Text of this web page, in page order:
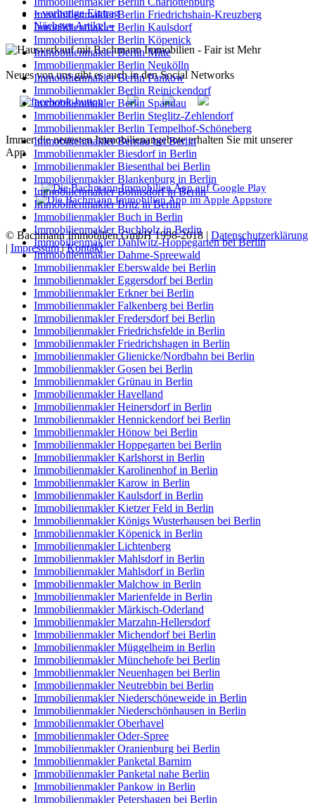
Immobilienmakler Berlin Friedrichshain-Kreuzberg
Immobilienmakler Berlin Kaulsdorf
Immobilienmakler Berlin Köpenick
Immobilienmakler Berlin Mitte
Immobilienmakler Berlin Neukölln
Immobilienmakler Berlin Pankow
Immobilienmakler Berlin Reinickendorf
Immobilienmakler Berlin Spandau
Immobilienmakler Berlin Steglitz-Zehlendorf
Immobilienmakler Berlin Tempelhof-Schöneberg
Immobilienmakler Bernau bei Berlin
Immobilienmakler Biesdorf in Berlin
Immobilienmakler Biesenthal bei Berlin
Immobilienmakler Blankenburg in Berlin
Immobilienmakler Bohnsdorf in Berlin
Immobilienmakler Britz in Berlin
Immobilienmakler Buch in Berlin
Immobilienmakler Buchholz in Berlin
Immobilienmakler Dahlwitz-Hoppegarten bei Berlin
Immobilienmakler Dahme-Spreewald
Immobilienmakler Eberswalde bei Berlin
Immobilienmakler Eggersdorf bei Berlin
Immobilienmakler Erkner bei Berlin
Immobilienmakler Falkenberg bei Berlin
Immobilienmakler Fredersdorf bei Berlin
Immobilienmakler Friedrichsfelde in Berlin
Immobilienmakler Friedrichshagen in Berlin
Immobilienmakler Glienicke/Nordbahn bei Berlin
Immobilienmakler Gosen bei Berlin
Immobilienmakler Grünau in Berlin
Immobilienmakler Havelland
Immobilienmakler Heinersdorf in Berlin
Immobilienmakler Hennickendorf bei Berlin
Immobilienmakler Hönow bei Berlin
Immobilienmakler Hoppegarten bei Berlin
Immobilienmakler Karlshorst in Berlin
Immobilienmakler Karolinenhof in Berlin
Immobilienmakler Karow in Berlin
Immobilienmakler Kaulsdorf in Berlin
Immobilienmakler Kietzer Feld in Berlin
Immobilienmakler Königs Wusterhausen bei Berlin
Immobilienmakler Köpenick in Berlin
Immobilienmakler Lichtenberg
Immobilienmakler Mahlsdorf in Berlin
Immobilienmakler Mahlsdorf in Berlin
Immobilienmakler Malchow in Berlin
Immobilienmakler Marienfelde in Berlin
Immobilienmakler Märkisch-Oderland
Immobilienmakler Marzahn-Hellersdorf
Immobilienmakler Michendorf bei Berlin
Immobilienmakler Müggelheim in Berlin
Immobilienmakler Münchehofe bei Berlin
Immobilienmakler Neuenhagen bei Berlin
Immobilienmakler Neutrebbin bei Berlin
Immobilienmakler Niederschöneweide in Berlin
Immobilienmakler Niederschönhausen in Berlin
Immobilienmakler Oberhavel
Immobilienmakler Oder-Spree
Immobilienmakler Oranienburg bei Berlin
Immobilienmakler Panketal Barnim
Immobilienmakler Panketal nahe Berlin
Immobilienmakler Pankow in Berlin
Immobilienmakler Petershagen bei Berlin
« vorherige Eintrag
Nächster Artikel »
Neues von uns gibt es auch in den Social Networks
Immer die neuesten Immobilienangebote erhalten Sie mit unserer
App
© Bachmann Immobilien GmbH 1998-2018 | Datenschutzerklärung
| Impressum|Kontakt